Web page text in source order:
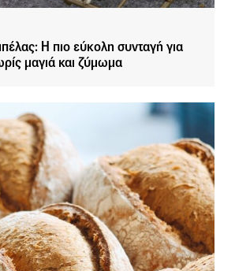
Η πιο εύκολη συνταγή για
μαγιά και ζύμωμα